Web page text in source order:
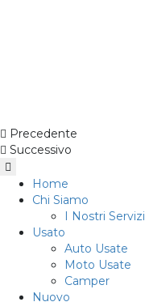
Precedente
Successivo
Home
Chi Siamo
I Nostri Servizi
Usato
Auto Usate
Moto Usate
Camper
Nuovo